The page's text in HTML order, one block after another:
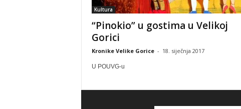
Kultura
“Pinokio” u gostima u Velikoj
Gorici
Kronike Velike Gorice - 18. siječnja 2017
U POUVG-u